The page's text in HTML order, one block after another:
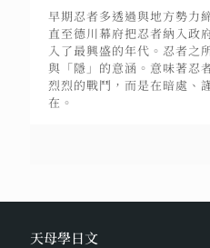
早期忍者多透過與地方勢力
直至德川幕府把忍者納入政
入了最興盛的年代。忍者之
與「隱」的意涵。意味著忍
烈烈的戰鬥，而是在暗處、
在。
天母學日文